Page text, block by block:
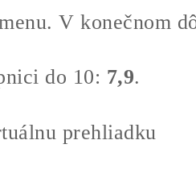
V konečnom
do 10: 7,9.